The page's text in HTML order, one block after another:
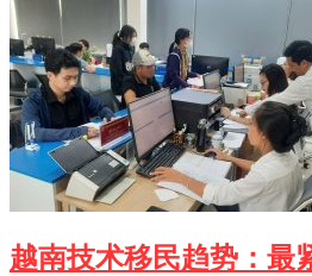
越南技术移民趋势：最